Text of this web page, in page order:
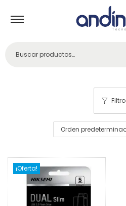
Filtro
¡Oferta!